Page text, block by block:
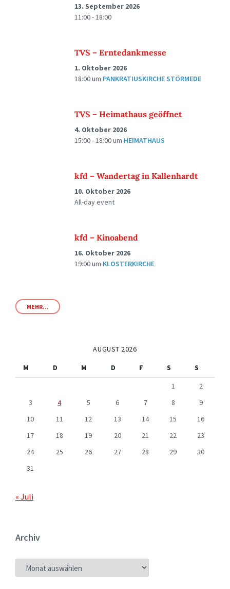
13. September 2026
11:00 - 18:00
TVS – Erntedankmesse
1. Oktober 2026
18:00um PANKRATIUSKIRCHE STÖRMEDE
TVS – Heimathaus geöffnet
4. Oktober 2026
15:00 - 18:00um HEIMATHAUS
kfd – Wandertag in Kallenhardt
10. Oktober 2026
All-day event
kfd – Kinoabend
16. Oktober 2026
19:00um KLOSTERKIRCHE
MEHR...
AUGUST 2026
M
D M D F S
S
1
2
3
4 5 6 7 8
9
10
11 12 13 14 15
16
17
18 19 20 21 22
23
24
25 26 27 28 29
30
31
« Juli
Archiv
ARCHIV